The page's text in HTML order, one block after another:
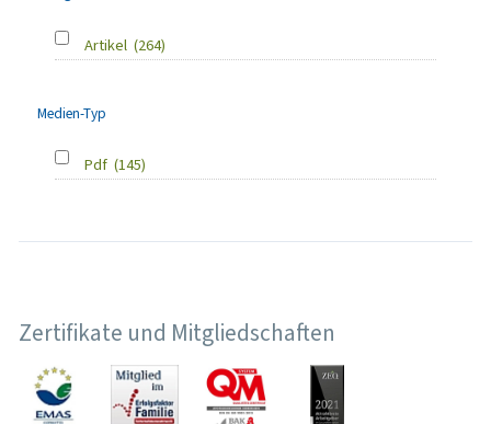
Artikel (264)
Medien-Typ
Pdf (145)
Zertifikate und Mitgliedschaften